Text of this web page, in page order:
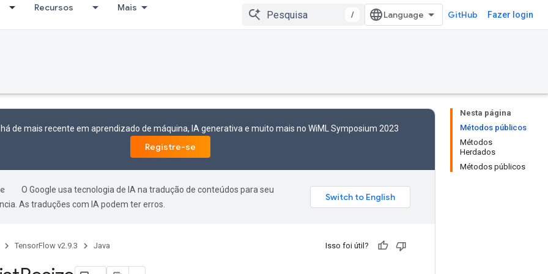
Recursos Mais
/ GitHub Fazer login
Nesta página
Métodos públicos
Métodos
Herdados
Métodos públicos
de mais recente em aprendizado de máquina, IA generativa e muito mais no WiML Symposium 2023
Registre-se
O Google usa tecnologia de IA na tradução de conteúdos para seu
As traduções com IA podem ter erros.
TensorFlow v2.9.3 Java Isso foi útil?